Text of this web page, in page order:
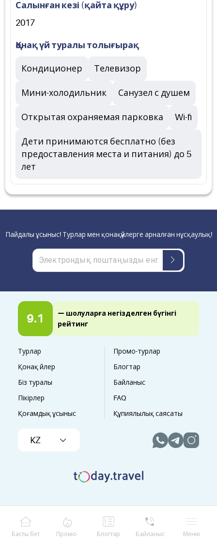
Салынған кезі (қайта құру)
2017
Қонақ үй туралы толығырақ
Кондиционер Телевизор
Мини-холодильник Санузел с душем
Открытая охраняемая парковка Wi-fi
Дети принимаются бесплатно (без
предоставления места и питания) до 5
лет
9.1
— шолуларға негізделген бүгінгі
рейтинг
Турлар
Промо-турлар
Қонақ үйлер
Блогтар
Біз туралы
Байланыс
Пікірлер
FAQ
Қоғамдық ұсыныс
Құпиялылық саясаты
KZ
Пайдалы ұсыныс! Турлар мен қонақүйлерге арналған нұсқаулық!
Басты бет Промо- Блогтар Байланыс Меню